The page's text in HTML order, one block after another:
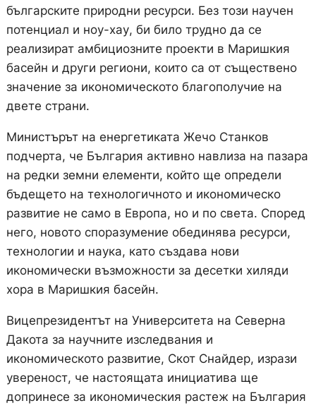
българските природни ресурси. Без този научен
потенциал и ноу-хау, би било трудно да се
реализират амбициозните проекти в Маришкия
басейн и други региони, които са от съществено
значение за икономическото благополучие на
двете страни.
Министърът на енергетиката Жечо Станков
подчерта, че България активно навлиза на пазара
на редки земни елементи, който ще определи
бъдещето на технологичното и икономическо
развитие не само в Европа, но и по света. Според
него, новото споразумение обединява ресурси,
технологии и наука, като създава нови
икономически възможности за десетки хиляди
хора в Маришкия басейн.
Вицепрезидентът на Университета на Северна
Дакота за научните изследвания и
икономическото развитие, Скот Снайдер, изрази
увереност, че настоящата инициатива ще
допринесе за икономическия растеж на България